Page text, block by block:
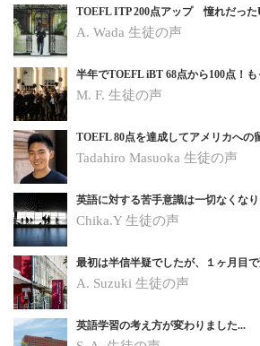
TOEFL ITP 200点アップ 憧れだっ
A. Wada 生徒の声
半年でTOEFL iBT 68点から100点！
M. F. 生徒の声
TOEFL 80点を達成してアメリカへの
Tadahiro Masuoka 生徒の声
英語に対する苦手意識は一切なくな
Chika.Y 生徒の声
最初は半信半疑でしたが、１ヶ月目
A. Suzuki 生徒の声
英語学習の考え方が変わりました...